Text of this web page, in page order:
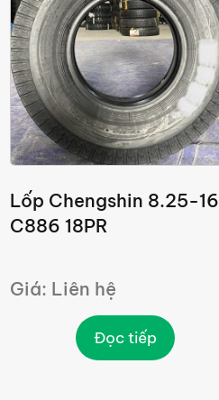
Lốp Chengshin 8.25-16
C886 18PR
Giá: Liên hệ
Đọc tiếp